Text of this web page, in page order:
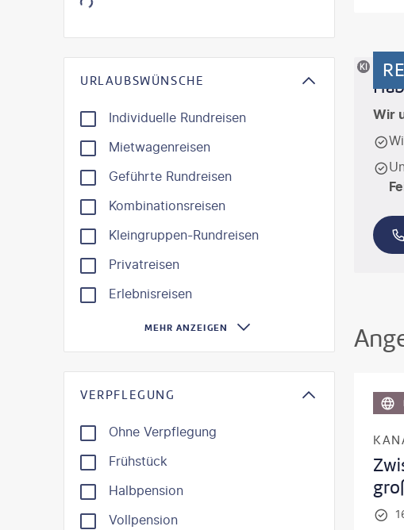
URLAUBSWÜNSCHE
Individuelle Rundreisen
Mietwagenreisen
Geführte Rundreisen
Kombinationsreisen
Kleingruppen-Rundreisen
Privatreisen
Erlebnisreisen
MEHR ANZEIGEN
VERPFLEGUNG
Ohne Verpflegung
Frühstück
Halbpension
Vollpension
KI-generiertes Motiv
Wir